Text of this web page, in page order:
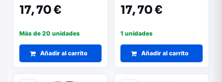
17,70 €
Más de 20 unidades
Añadir al carrito
17,70 €
1 unidades
Añadir al carrito